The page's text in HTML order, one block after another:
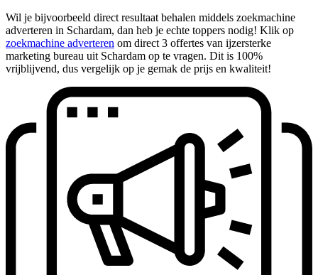
Wil je bijvoorbeeld direct resultaat behalen middels zoekmachine
adverteren in Schardam, dan heb je echte toppers nodig! Klik op
zoekmachine adverteren om direct 3 offertes van ijzersterke
marketing bureau uit Schardam op te vragen. Dit is 100%
vrijblijvend, dus vergelijk op je gemak de prijs en kwaliteit!